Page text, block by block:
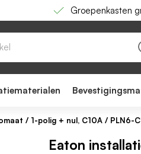
Groepenkasten
/ 1-polig + nul, C10A / PLN6-
Eaton